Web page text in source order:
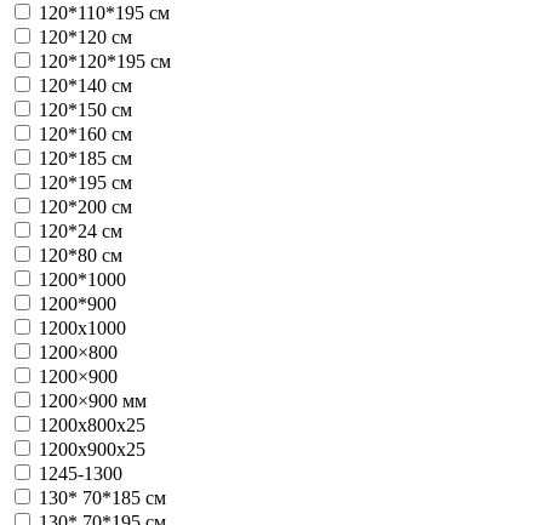
120*110*195 см
120*120 см
120*120*195 см
120*140 см
120*150 см
120*160 см
120*185 см
120*195 см
120*200 см
120*24 см
120*80 см
1200*1000
1200*900
1200x1000
1200×800
1200×900
1200×900 мм
1200х800x25
1200х900x25
1245-1300
130* 70*185 см